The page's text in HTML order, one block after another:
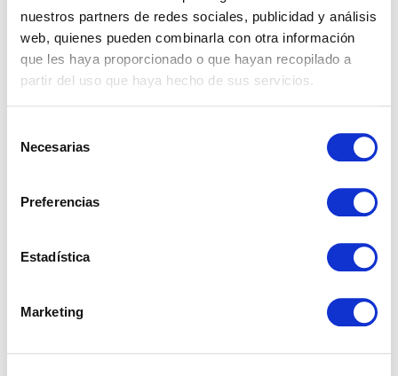
nuestros partners de redes sociales, publicidad y análisis
web, quienes pueden combinarla con otra información
que les haya proporcionado o que hayan recopilado a
partir del uso que haya hecho de sus servicios.
Necesarias
Preferencias
Estadística
Marketing
Apartamento en Estepona